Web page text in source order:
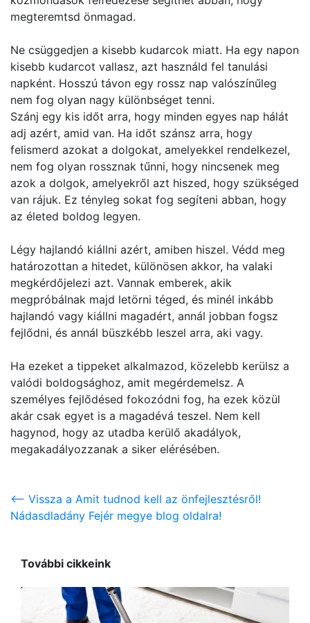
megteremtsd önmagad.
Ne csüggedjen a kisebb kudarcok miatt. Ha egy napon
kisebb kudarcot vallasz, azt használd fel tanulási
napként. Hosszú távon egy rossz nap valószínűleg
nem fog olyan nagy különbséget tenni.
Szánj egy kis időt arra, hogy minden egyes nap hálát
adj azért, amid van. Ha időt szánsz arra, hogy
felismerd azokat a dolgokat, amelyekkel rendelkezel,
nem fog olyan rossznak tűnni, hogy nincsenek meg
azok a dolgok, amelyekről azt hiszed, hogy szükséged
van rájuk. Ez tényleg sokat fog segíteni abban, hogy
az életed boldog legyen.
Légy hajlandó kiállni azért, amiben hiszel. Védd meg
határozottan a hitedet, különösen akkor, ha valaki
megkérdőjelezi azt. Vannak emberek, akik
megpróbálnak majd letörni téged, és minél inkább
hajlandó vagy kiállni magadért, annál jobban fogsz
fejlődni, és annál büszkébb leszel arra, aki vagy.
Ha ezeket a tippeket alkalmazod, közelebb kerülsz a
valódi boldogsághoz, amit megérdemelsz. A
személyes fejlődésed fokozódni fog, ha ezek közül
akár csak egyet is a magadévá teszel. Nem kell
hagynod, hogy az utadba kerülő akadályok,
megakadályozzanak a siker elérésében.
<-- Vissza a Amit tudnod kell az önfejlesztésről!
Nádasdladány Fejér megye blog oldalra!
További cikkeink